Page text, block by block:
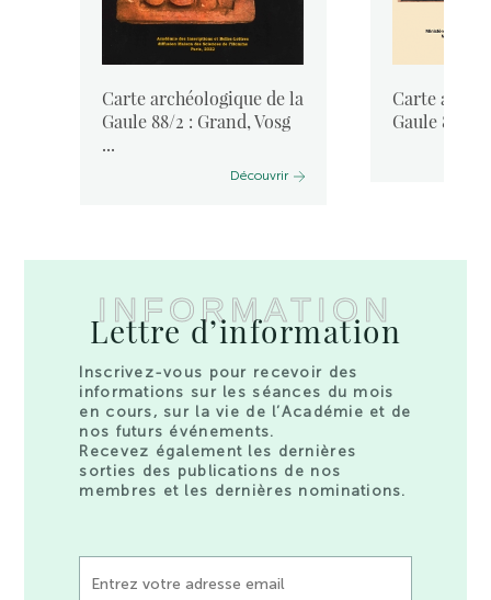
Carte archéologique de la
Gaule 88/2 : Grand, Vosg
...
Découvrir
Carte
Gaule 88 :
INFORMATION
Lettre d’information
Inscrivez-vous pour recevoir des
informations sur les séances du mois
en cours, sur la vie de l’Académie et de
nos futurs événements.
Recevez également les dernières
sorties des publications de nos
membres et les dernières nominations.